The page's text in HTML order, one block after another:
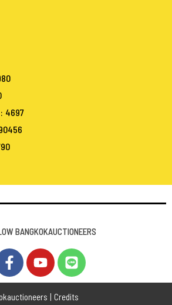
4697
BANGKOKAUCTIONEERS
| Credits